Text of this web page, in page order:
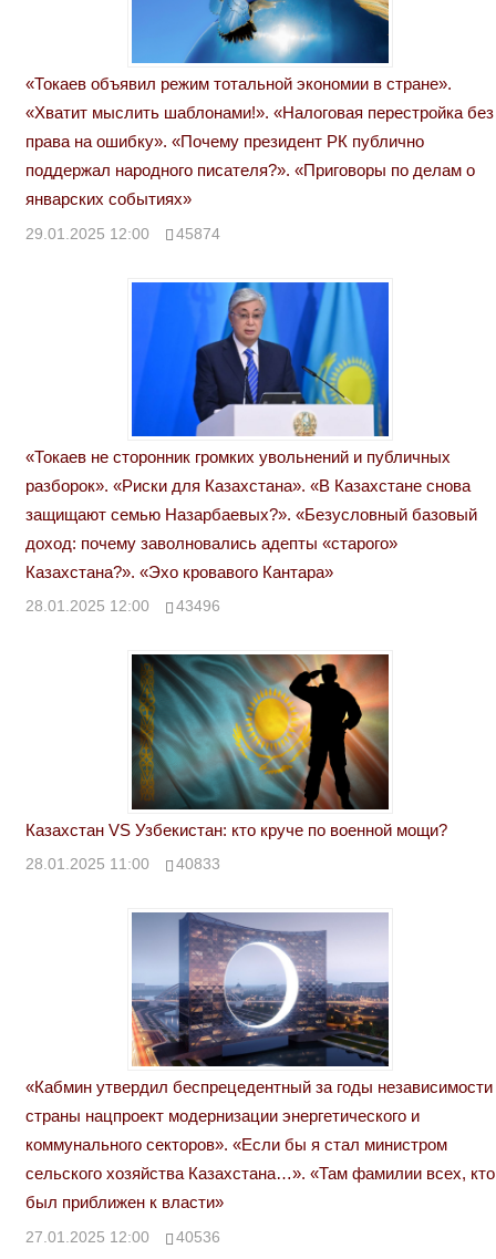
«Токаев объявил режим тотальной экономии в стране».
«Хватит мыслить шаблонами!». «Налоговая перестройка без
права на ошибку». «Почему президент РК публично
поддержал народного писателя?». «Приговоры по делам о
январских событиях»
29.01.2025 12:00 45874
«Токаев не сторонник громких увольнений и публичных
разборок». «Риски для Казахстана». «В Казахстане снова
защищают семью Назарбаевых?». «Безусловный базовый
доход: почему заволновались адепты «старого»
Казахстана?». «Эхо кровавого Кантара»
28.01.2025 12:00 43496
Казахстан VS Узбекистан: кто круче по военной мощи?
28.01.2025 11:00 40833
«Кабмин утвердил беспрецедентный за годы независимости
страны нацпроект модернизации энергетического и
коммунального секторов». «Если бы я стал министром
сельского хозяйства Казахстана…». «Там фамилии всех, кто
был приближен к власти»
27.01.2025 12:00 40536